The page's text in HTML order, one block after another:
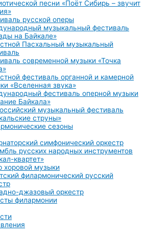
песни «Поёт Сибирь – звучит
русской оперы
музыкальный фестиваль
на Байкале»
Пасхальный музыкальный
современной музыки «Точка
фестиваль органной и камерной
«Вселенная звука»
фестиваль оперной музыки
Байкала»
музыкальный фестиваль
струны»
сезоны
симфонический оркестр
русских народных инструментов
квартет»
хоровой музыки
филармонический русский
джазовый оркестр
филармонии